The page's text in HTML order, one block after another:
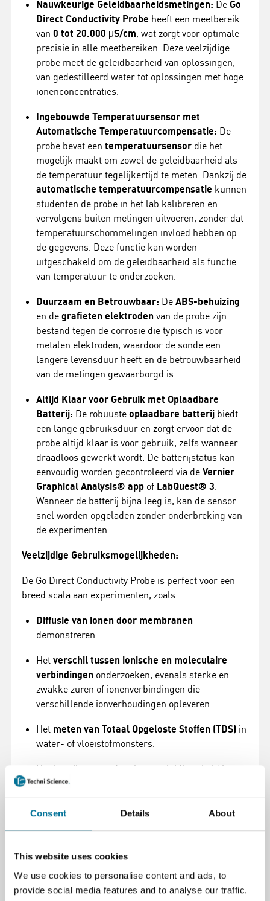
Consent Details About
This website uses cookies
We use cookies to personalise content and ads, to
provide social media features and to analyse our traffic.
Nauwkeurige Geleidbaarheidsmetingen: De Go
Direct Conductivity Probe heeft een meetbereik
van 0 tot 20.000 μS/cm, wat zorgt voor optimale
precisie in alle meetbereiken. Deze veelzijdige
probe meet de geleidbaarheid van oplossingen,
van gedestilleerd water tot oplossingen met hoge
ionenconcentraties.
Ingebouwde Temperatuursensor met
Automatische Temperatuurcompensatie: De
probe bevat een temperatuursensor die het
mogelijk maakt om zowel de geleidbaarheid als
de temperatuur tegelijkertijd te meten. Dankzij de
automatische temperatuurcompensatie kunnen
studenten de probe in het lab kalibreren en
vervolgens buiten metingen uitvoeren, zonder dat
temperatuurschommelingen invloed hebben op
de gegevens. Deze functie kan worden
uitgeschakeld om de geleidbaarheid als functie
van temperatuur te onderzoeken.
Duurzaam en Betrouwbaar: De ABS-behuizing
en de grafieten elektroden van de probe zijn
bestand tegen de corrosie die typisch is voor
metalen elektroden, waardoor de sonde een
langere levensduur heeft en de betrouwbaarheid
van de metingen gewaarborgd is.
Altijd Klaar voor Gebruik met Oplaadbare
Batterij: De robuuste oplaadbare batterij biedt
een lange gebruiksduur en zorgt ervoor dat de
probe altijd klaar is voor gebruik, zelfs wanneer
draadloos gewerkt wordt. De batterijstatus kan
eenvoudig worden gecontroleerd via de Vernier
Graphical Analysis® app of LabQuest® 3.
Wanneer de batterij bijna leeg is, kan de sensor
snel worden opgeladen zonder onderbreking van
de experimenten.
Veelzijdige Gebruiksmogelijkheden:
De Go Direct Conductivity Probe is perfect voor een
breed scala aan experimenten, zoals:
Diffusie van ionen door membranen
demonstreren.
Het verschil tussen ionische en moleculaire
verbindingen onderzoeken, evenals sterke en
zwakke zuren of ionenverbindingen die
verschillende ionverhoudingen opleveren.
Het meten van Totaal Opgeloste Stoffen (TDS) in
water- of vloeistofmonsters.
Het begrijpen van de rol van geleidbaarheid in
biologische processen en chemische reacties.
Draadloos of Bedraad – Flexibiliteit voor Uw
worden aangesloten op een
Chromebook™ofcomputer viaBluetooth®
draadloze technologie of viaUSB-verbinding. Dit